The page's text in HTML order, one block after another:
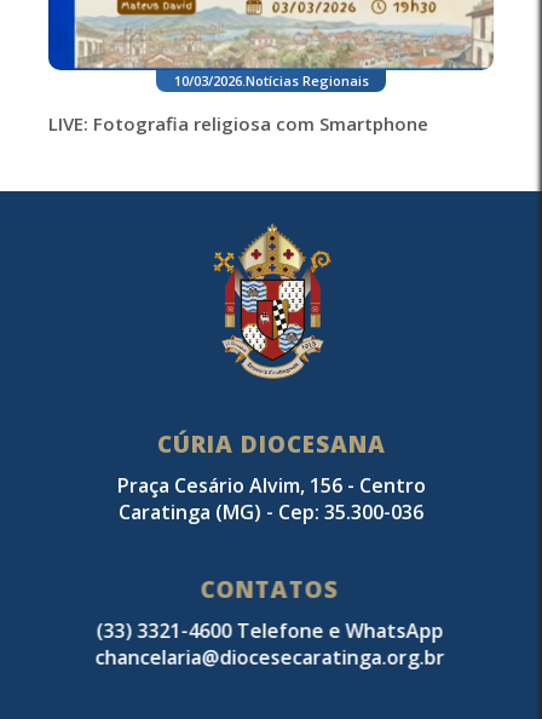
10/03/2026. Notícias Regionais
LIVE: Fotografia religiosa com Smartphone
CÚRIA DIOCESANA
Praça Cesário Alvim, 156 - Centro
Caratinga (MG) - Cep: 35.300-036
CONTATOS
(33) 3321-4600 Telefone e WhatsApp
chancelaria@diocesecaratinga.org.br